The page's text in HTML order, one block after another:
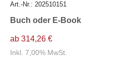
Art.-Nr.: 202510151
Buch oder E-Book
ab 314,26 €
Inkl. 7,00% MwSt.